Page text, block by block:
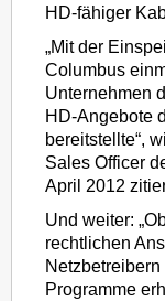
HD-fähiger
„Mit der
Columbus
Unternehmen
HD-Angebote
bereitstellte“,
Sales Officer
April 2012
Und weiter:
rechtlichen
Programme